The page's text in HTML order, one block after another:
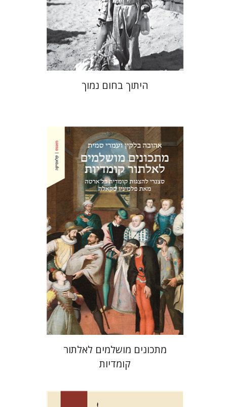
הנחת אתר ספר מודפס
$46
$41
היתוך בחום נמוך
אהובה בלקין עמרי סמית
הנחת אתר ספר מודפס
$42
$38
מתכונים מושלמים לאלתור
קומדיות